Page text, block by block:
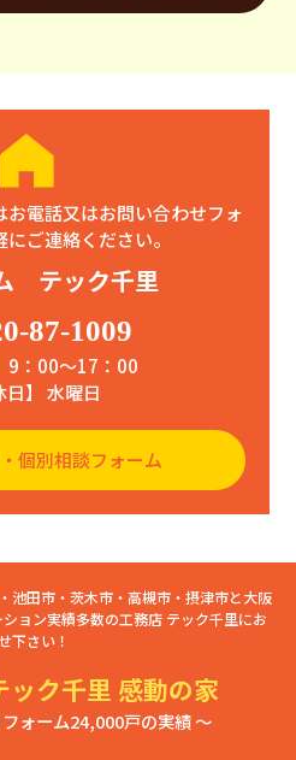
電話又はお問い合わせフォ
ご連絡ください。
テック千里
87-1009
9：00〜17：00
日】 水曜日
個別相談フォーム
池田市・茨木市・高槻市・摂津市と大阪
ョン実績多数の工務店 テック千里にお
下さい！
ック千里 感動の家
ォーム24,000戸の実績 ～